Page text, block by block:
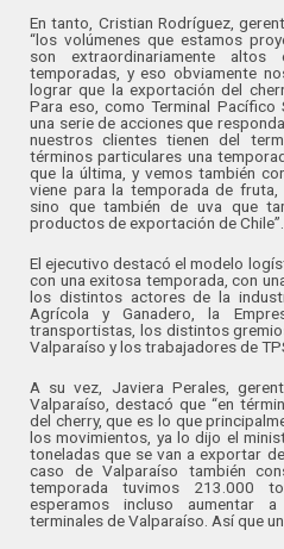
En tanto, Cristian Rodríguez,
“los volúmenes que estamos
son extraordinariamente
temporadas, y eso obviamente
lograr que la exportación del
Para eso, como Terminal Pacífico
una serie de acciones que
nuestros clientes tienen del
términos particulares una
que la última, y vemos también
viene para la temporada de
sino que también de uva que
productos de exportación de Chile”.
El ejecutivo destacó el modelo
con una exitosa temporada, con
los distintos actores de la
Agrícola y Ganadero, la
transportistas, los distintos
Valparaíso y los trabajadores de
A su vez, Javiera Perales,
Valparaíso, destacó que “en
del cherry, que es lo que
los movimientos, ya lo dijo el
toneladas que se van a exportar
caso de Valparaíso también
temporada tuvimos 213.000
esperamos incluso aumentar
terminales de Valparaíso. Así que